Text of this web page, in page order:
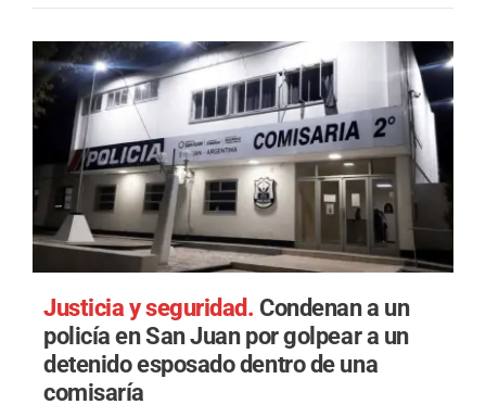
Justicia y seguridad. Condenan a un
policía en San Juan por golpear a un
detenido esposado dentro de una
comisaría